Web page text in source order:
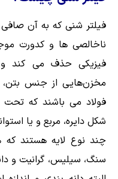
فیلتر شنی که به آن
ناخالصی ها و کدورت
فیزیکی حذف می کند و
مخزن‌هایی از جنس بتن،
فولاد می باشند که
شکل دایره، مربع و یا
چند نوع لایه هستند که
سنگ، سیلیس، گرانیت و